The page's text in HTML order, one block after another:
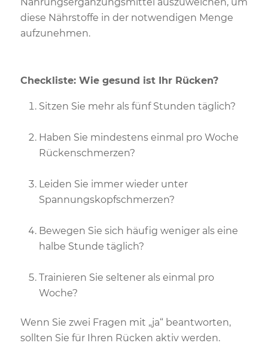
diese Nährstoffe in der notwendigen Menge
aufzunehmen.
Checkliste: Wie gesund ist Ihr Rücken?
Sitzen Sie mehr als fünf Stunden täglich?
Haben Sie mindestens einmal pro Woche
Rückenschmerzen?
Leiden Sie immer wieder unter
Spannungskopfschmerzen?
Bewegen Sie sich häufig weniger als eine
halbe Stunde täglich?
Trainieren Sie seltener als einmal pro
Woche?
Wenn Sie zwei Fragen mit „ja“ beantworten,
sollten Sie für Ihren Rücken aktiv werden.